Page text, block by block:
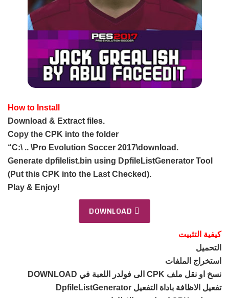
How to Install
Download & Extract files.
Copy the CPK into the folder
“C:\ .. \Pro Evolution Soccer 2017\download.
Generate dpfilelist.bin using DpfileListGenerator Tool
(Put this CPK into the Last Checked).
Play & Enjoy!
DOWNLOAD
كيفية التثبيت
التحميل
استخراج الملفات
نسخ او نقل ملف CPK الى فولدر اللعبة في DOWNLOAD
تفعيل الاظافة باداة التفعيل DpfileListGenerator